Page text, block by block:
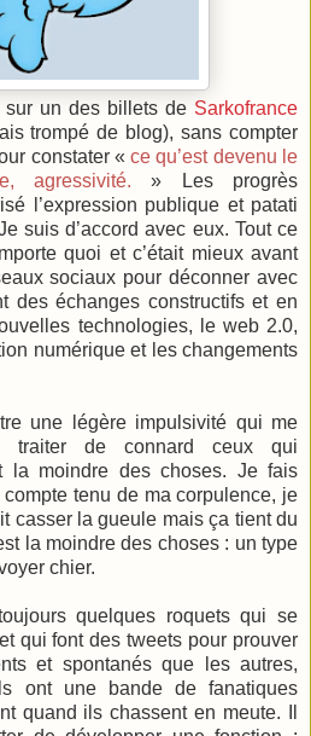
sur un des billets de Sarkofrance
trompé de blog), sans compter
constater «ce qu’est devenu le
agressivité. » Les progrès
l’expression publique et patati
suis d’accord avec eux. Tout ce
quoi et c’était mieux avant
sociaux pour déconner avec
des échanges constructifs et en
technologies, le web 2.0,
numérique et les changements
une légère impulsivité qui me
traiter de connard ceux qui
la moindre des choses. Je fais
tenu de ma corpulence, je
casser la gueule mais ça tient du
la moindre des choses : un type
chier.
quelques roquets qui se
qui font des tweets pour prouver
et spontanés que les autres,
ont une bande de fanatiques
quand ils chassent en meute. Il